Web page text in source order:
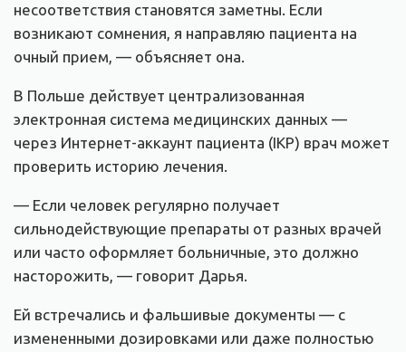
несоответствия становятся заметны. Если
возникают сомнения, я направляю пациента на
очный прием, — объясняет она.
В Польше действует централизованная
электронная система медицинских данных —
через Интернет-аккаунт пациента (IKP) врач может
проверить историю лечения.
— Если человек регулярно получает
сильнодействующие препараты от разных врачей
или часто оформляет больничные, это должно
насторожить, — говорит Дарья.
Ей встречались и фальшивые документы — с
измененными дозировками или даже полностью